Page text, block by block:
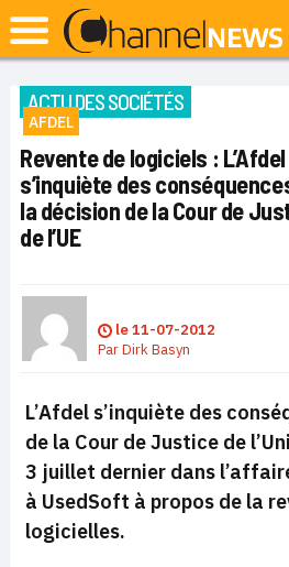
ACTU DES SOCIÉTÉS
AFDEL
Revente de logiciels : L’Afdel
s’inquiète des
la décision de la Cour de
de l’UE
le11-07-2012
ParDirk Basyn
L’Afdel s’inquiète des
de la Cour de Justice de
3 juillet dernier dans
à UsedSoft à propos de la
logicielles.